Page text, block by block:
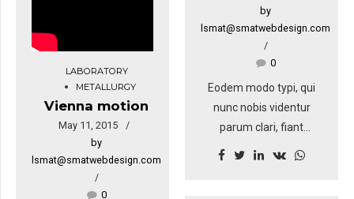
elit. Aenean commodo
Aenean massa. Cum
parturient montes.
by
lsmat@smatwebdesign.com
0
Eodem modo typi, qui
nunc nobis videntur
parum clari, fiant
sollemnes in futurum.
LABORATORY
METALLURGY
Vienna motion
May 11, 2015
by
lsmat@smatwebdesign.com
0